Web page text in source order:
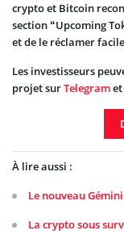
crypto et Bitcoin
section “Upcoming
et de le réclamer
Les investisseurs
projet surTelegramet
À lire aussi :
Le nouveau
La crypto sous